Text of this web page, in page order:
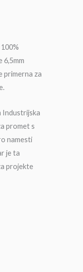
6,5mm
primerna za
Industrijska
promet s
namesti
je ta
projekte